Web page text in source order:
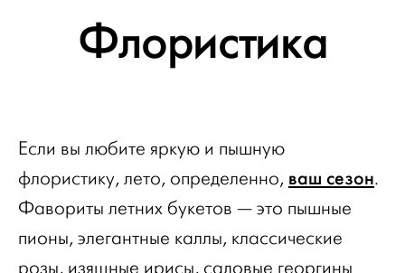
Флористика
Если вы любите яркую и пышную
флористику, лето, определенно, ваш сезон.
Фавориты летних букетов — это пышные
пионы, элегантные каллы, классические
розы, изящные ирисы, садовые георгины